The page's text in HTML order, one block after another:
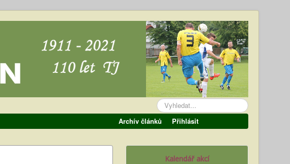
Vyhledávání...
Archív článků Přihlásit
Kalendář akcí